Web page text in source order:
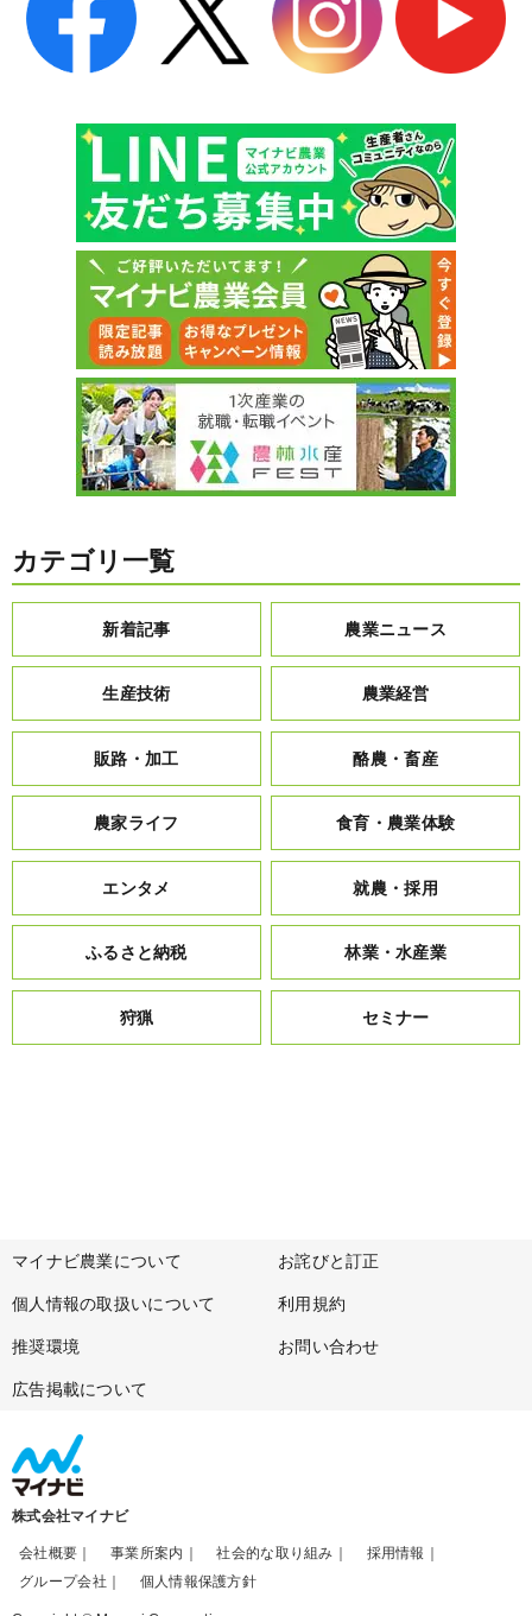
カテゴリ一覧
新着記事 農業ニュース
生産技術 農業経営
販路・加工 酪農・畜産
農家ライフ 食育・農業体験
エンタメ 就農・採用
ふるさと納税 林業・水産業
狩猟 セミナー
マイナビ農業について お詫びと訂正
個人情報の取扱いについて 利用規約
推奨環境 お問い合わせ
広告掲載について
株式会社マイナビ
会社概要 事業所案内 社会的な取り組み
採用情報
グループ会社
個人情報保護方針